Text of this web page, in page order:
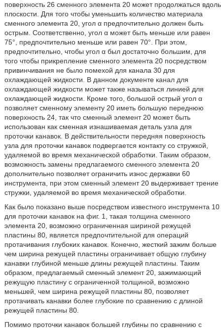
поверхность 26 сменного элемента 20 может продолжаться вдоль
плоскости. Для того чтобы уменьшить количество материала
сменного элемента 20, угол α предпочтительно должен быть
острым. Соответственно, угол α может быть меньше или равен
75°, предпочтительно меньше или равен 70°. При этом,
предпочтительно, чтобы угол α был достаточно большим, для
того чтобы прикрепление сменного элемента 20 посредством
привинчивания не было помехой для канала 30 для
охлаждающей жидкости. В данном документе канал для
охлаждающей жидкости может также называться линией для
охлаждающей жидкости. Кроме того, большой острый угол α
позволяет сменному элементу 20 иметь большую переднюю
поверхность 24, так что сменный элемент 20 может быть
использован как сменная изнашиваемая деталь узла для
проточки канавок. В действительности передняя поверхность
узла для проточки канавок подвергается контакту со стружкой,
удаляемой во время механической обработки. Таким образом,
возможность замены предлагаемого сменного элемента 20
дополнительно позволяет ограничить износ державки 60
инструмента, при этом сменный элемент 20 выдерживает трение
стружки, удаляемой во время механической обработки.
Как было показано выше посредством известного инструмента 10
для проточки канавок на фиг. 1, такая толщина сменного
элемента 20, возможно ограниченная шириной режущей
пластины 80, является предпочтительной для операций
протачивания глубоких канавок. Конечно, жесткий зажим больше
чем ширина режущей пластины ограничивает общую глубину
канавки глубиной меньше длины режущей пластины. Таким
образом, предлагаемый сменный элемент 20, зажимающий
режущую пластину с ограниченной толщиной, возможно
меньшей, чем ширина режущей пластины 80, позволяет
протачивать канавки более глубокие по сравнению с длиной
режущей пластины 80.
Помимо проточки канавок большей глубины по сравнению с